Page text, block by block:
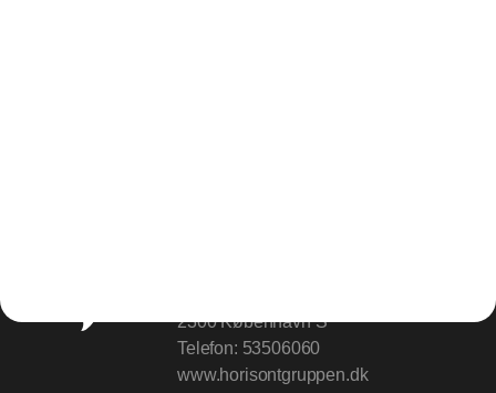
2300 København S
Telefon: 53506060
www.horisontgruppen.dk